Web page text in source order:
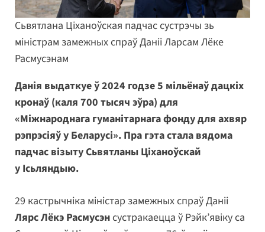
Сьвятлана Ціханоўская падчас сустрэчы зь
міністрам замежных спраў Даніі Ларсам Лёке
Расмусэнам
Данія выдаткуе ў 2024 годзе 5 мільёнаў дацкіх
кронаў (каля 700 тысяч эўра) для
«Міжнароднага гуманітарнага фонду для ахвяр
рэпрэсіяў у Беларусі». Пра гэта стала вядома
падчас візыту Сьвятланы Ціханоўскай
у Ісьляндыю.
29 кастрычніка міністар замежных спраў Даніі
Лярс Лёкэ Расмусэнсустракаецца ў Рэйк’явіку са